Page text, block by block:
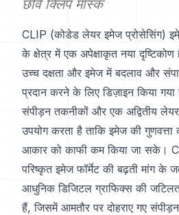
छवि क्लिप मास्क
CLIP (कोडेड लेयर इमेज प्रोसेसिंग)
के क्षेत्र में एक अपेक्षाकृत नया
उच्च दक्षता और इमेज में बदलाव और
प्रदान करने के लिए डिज़ाइन किया
संपीड़न तकनीकों और एक अद्वितीय
उपयोग करता है ताकि इमेज की
आकार को काफी कम किया जा सके।
परिष्कृत इमेज फॉर्मेट की बढ़ती मांग
आधुनिक डिजिटल ग्राफिक्स की
हैं, जिसमें आमतौर पर दोहराए गए